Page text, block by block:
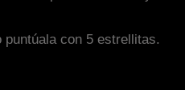
con 5 estrellitas.